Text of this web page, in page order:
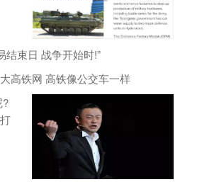
结束日 战争开始时!”
高铁网 高铁像公交车一样
?